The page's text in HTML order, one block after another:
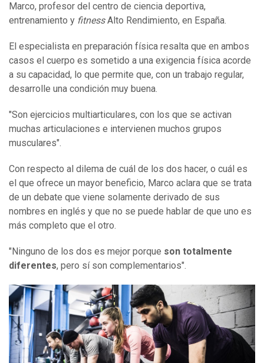
Marco, profesor del centro de ciencia deportiva,
entrenamiento y fitnessAlto Rendimiento, en España.
El especialista en preparación física resalta que en ambos
casos el cuerpo es sometido a una exigencia física acorde
a su capacidad, lo que permite que, con un trabajo regular,
desarrolle una condición muy buena.
"Son ejercicios multiarticulares, con los que se activan
muchas articulaciones e intervienen muchos grupos
musculares".
Con respecto al dilema de cuál de los dos hacer, o cuál es
el que ofrece un mayor beneficio, Marco aclara que se trata
de un debate que viene solamente derivado de sus
nombres en inglés y que no se puede hablar de que uno es
más completo que el otro.
"Ninguno de los dos es mejor porque son totalmente
diferentes, pero sí son complementarios".